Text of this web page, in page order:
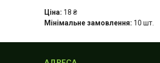
Ціна: 18 ₴
Мінімальне замовлення: 10 шт.